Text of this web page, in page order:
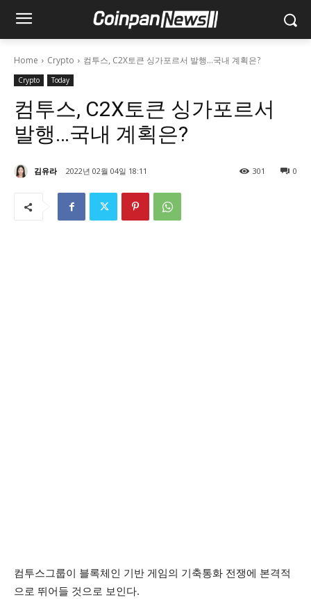
Home Crypto 컴투스, C2X토큰 싱가포르서 발행...국내 계획은?
Crypto Today
컴투스, C2X토큰 싱가포르서
발행…국내 계획은?
김유라 2022년 02월 04일 18:11 0
301
컴투스그룹이 블록체인 기반 게임의 기축통화 전쟁에 본격적
으로 뛰어들 것으로 보인다.